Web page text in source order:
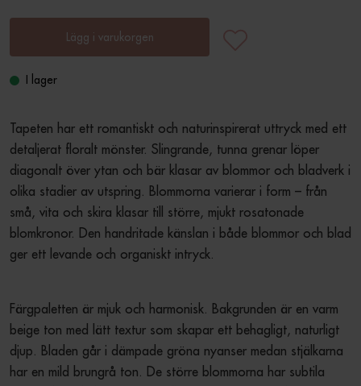
Lägg i varukorgen
I lager
Tapeten har ett romantiskt och naturinspirerat uttryck med ett
detaljerat floralt mönster. Slingrande, tunna grenar löper
diagonalt över ytan och bär klasar av blommor och bladverk i
olika stadier av utspring. Blommorna varierar i form – från
små, vita och skira klasar till större, mjukt rosatonade
blomkronor. Den handritade känslan i både blommor och blad
ger ett levande och organiskt intryck.
Färgpaletten är mjuk och harmonisk. Bakgrunden är en varm
beige ton med lätt textur som skapar ett behagligt, naturligt
djup. Bladen går i dämpade gröna nyanser medan stjälkarna
har en mild brungrå ton. De större blommorna har subtila